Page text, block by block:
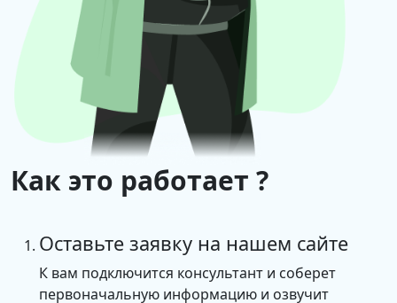
Как это работает ?
Оставьте заявку на нашем сайте
К вам подключится консультант и соберет
первоначальную информацию и озвучит